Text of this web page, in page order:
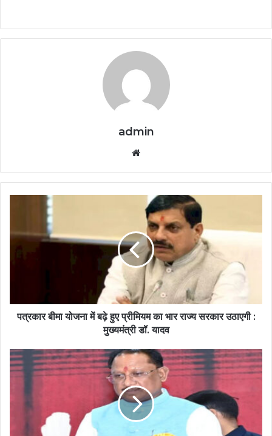
admin
पत्रकार बीमा योजना में बढ़े हुए प्रीमियम का भार राज्य सरकार उठाएगी :
मुख्यमंत्री डॉ. यादव